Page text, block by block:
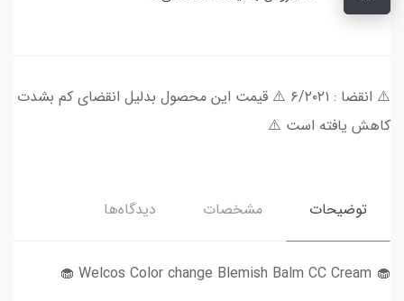
⚠️ انقضا : ۶/۲۰۲۱ ⚠️ قیمت این محصول بدلیل انقضای کم بشدت
کاهش یافته است ⚠️
توضیحات مشخصات دیدگاه‌ها
🧁 Welcos Color change Blemish Balm CC Cream 🧁